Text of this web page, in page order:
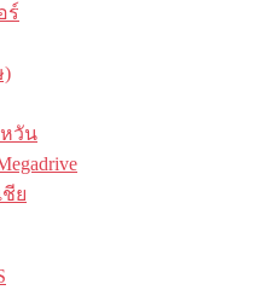
ร์
)
วัน
ชีย